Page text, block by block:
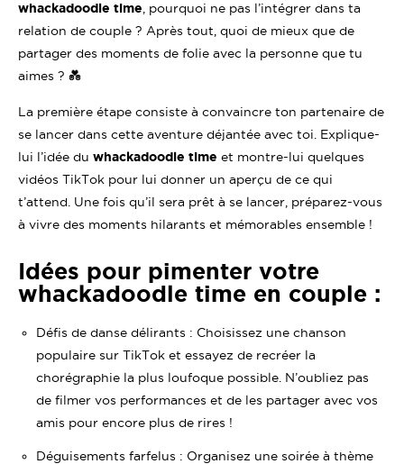
whackadoodle time , pourquoi ne pas l’intégrer dans ta
relation de couple ? Après tout, quoi de mieux que de
partager des moments de folie avec la personne que tu
aimes ? 💑
La première étape consiste à convaincre ton partenaire de
se lancer dans cette aventure déjantée avec toi. Explique-
lui l’idée du whackadoodle time et montre-lui quelques
vidéos TikTok pour lui donner un aperçu de ce qui
t’attend. Une fois qu’il sera prêt à se lancer, préparez-vous
à vivre des moments hilarants et mémorables ensemble !
Idées pour pimenter votre
whackadoodle time en couple :
Défis de danse délirants : Choisissez une chanson
populaire sur TikTok et essayez de recréer la
chorégraphie la plus loufoque possible. N’oubliez pas
de filmer vos performances et de les partager avec vos
amis pour encore plus de rires !
Déguisements farfelus : Organisez une soirée à thème